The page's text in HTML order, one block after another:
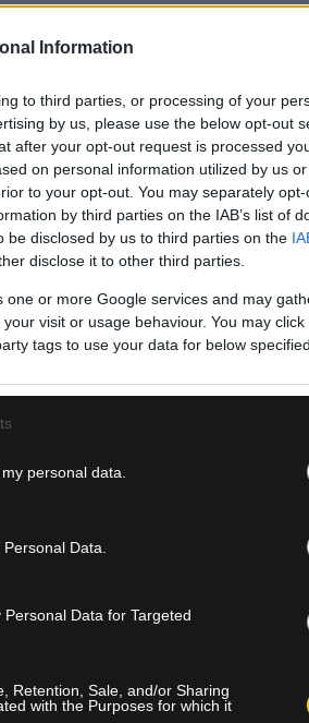
Information
to third parties, or processing of your
by us, please use the below opt-out
after your opt-out request is processed
on personal information utilized by us
to your opt-out. You may separately
by third parties on the IAB’s list of
be disclosed by us to third parties on the
disclose it to other third parties.
one or more Google services and may
visit or usage behaviour. You may
tags to use your data for below
personal data.
Data.
Data for Targeted
Retention, Sale, and/or Sharing
with the Purposes for which it
2026, 23:05
«κόκκινα» το κλίμα πριν
πως βρίσκονται οι ισορροπίες
πριν από τον επόμενο αγώνα ασυλίας,
ένταση από το προηγούμενο
επεισόδιο ολοκληρώθηκε με
πλευρά των «Επαρχιωτών» και
αποτέλεσμα που…
του νέου επεισοδίου
Δομίνικο έχει αγριέψει επικίνδυνα, με
άλλοτε. Οι τελευταίες εξελίξεις στο
VS Επαρχιώτες» δείχνουν πως το